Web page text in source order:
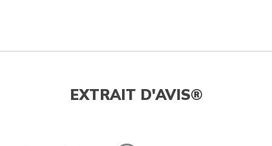
EXTRAIT D'AVIS®